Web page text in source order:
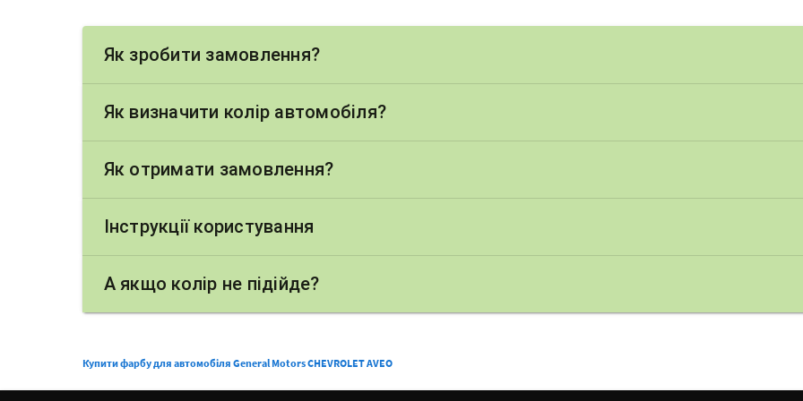
Як зробити замовлення?
Як визначити колір автомобіля?
Як отримати замовлення?
Інструкції користування
А якщо колір не підійде?
Купити фарбу для автомобіля General Motors CHEVROLET AVEO